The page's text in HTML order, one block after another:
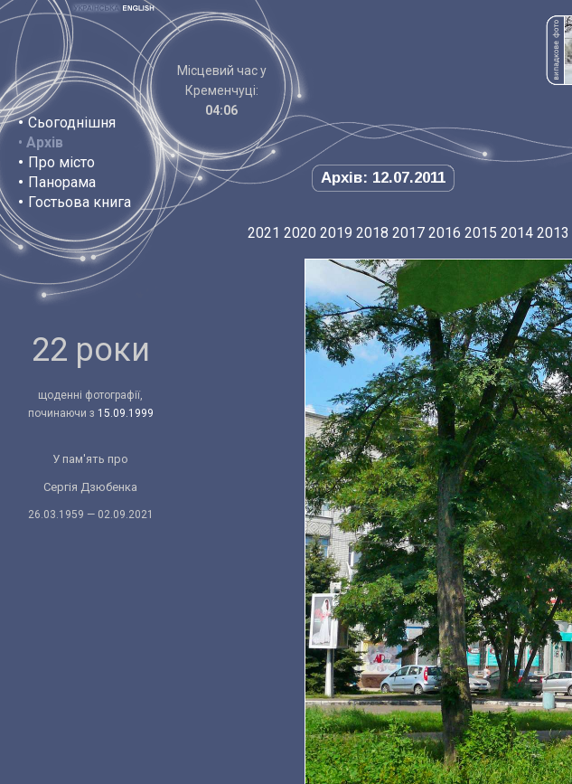
• Сьогоднішня
• Архів
• Про місто
• Панорама
• Гостьова книга
Місцевий час у
Кременчуці:
04:06
Архів: 12.07.2011
22 роки
щоденні фотографії,
починаючи з 15.09.1999
У пам'ять про
Сергія Дзюбенка
26.03.1959 — 02.09.2021
2021 2020 2019 2018 2017 2016 2015 2014 2013